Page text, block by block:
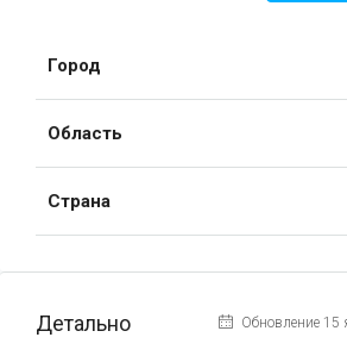
Город
Область
Страна
Детально Обновление 15